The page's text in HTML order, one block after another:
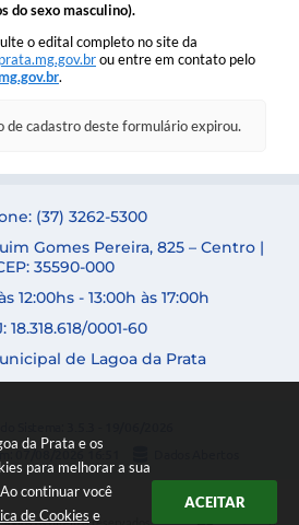
da Prata e os
para melhorar a sua
continuar você
de Cookies e
ACEITAR
do sexo masculino).
o edital completo no site da
ou entre em contato pelo
.
de cadastro deste formulário expirou.
(37) 3262-5300
Gomes Pereira, 825 – Centro |
35590-000
12:00hs - 13:00h às 17:00h
18.318.618/0001-60
de Lagoa da Prata